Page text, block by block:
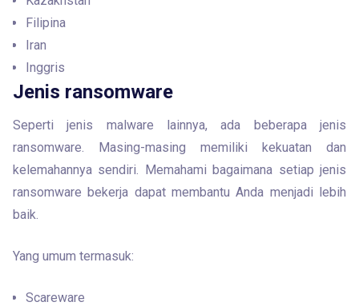
Filipina
Iran
Inggris
Jenis ransomware
Seperti jenis malware lainnya, ada beberapa jenis
ransomware. Masing-masing memiliki kekuatan dan
kelemahannya sendiri. Memahami bagaimana setiap jenis
ransomware bekerja dapat membantu Anda menjadi lebih
baik.
Yang umum termasuk:
Scareware